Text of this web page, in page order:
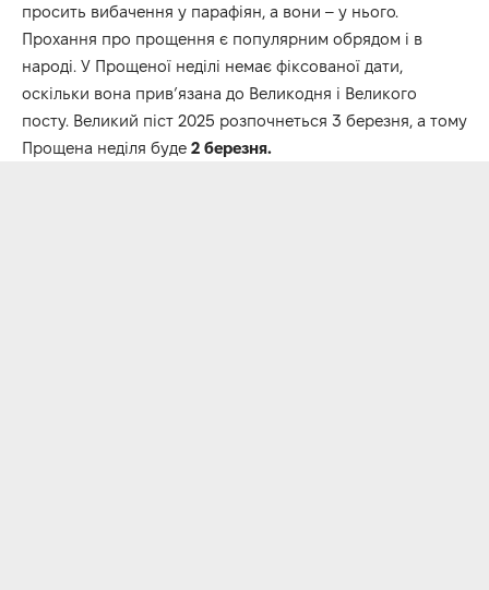
просить вибачення у парафіян, а вони – у нього.
Прохання про прощення є популярним обрядом і в
народі. У Прощеної неділі немає фіксованої дати,
оскільки вона прив’язана до Великодня і Великого
посту. Великий піст 2025 розпочнеться 3 березня, а тому
Прощена неділя буде 2 березня.